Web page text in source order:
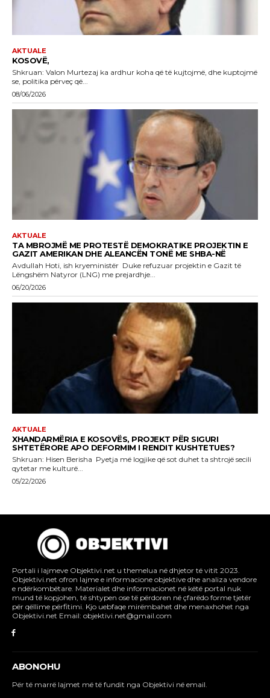
Portali i lajmeve Objektivi.net u themelua në dhjetor të vitit 2023.
Objektivi.net ofron lajme e informacione objektive dhe analiza vendore
e ndërkombëtare. Materialet dhe informacionet në këtë portal nuk
mund të kopjohen, të shtypen ose të përdoren në çfarëdo forme tjetër
për qëllime përfitimi. Kjo uebfaqe mirëmbahet dhe menaxhohet nga
Objektivi.net Email: objektivi.net@gmail.com
ABONOHU
Për të marrë lajmet më të fundit nga Objektivi në email.